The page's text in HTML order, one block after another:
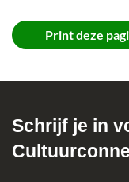
Print deze
Schrijf je in